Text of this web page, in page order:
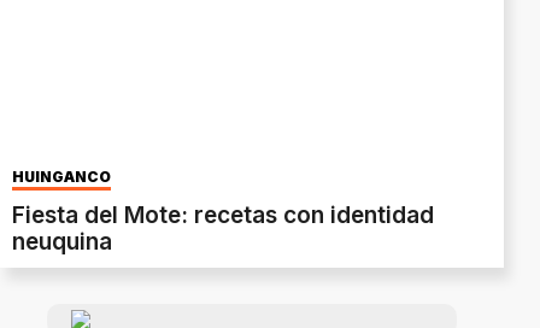
HUINGANCO
Fiesta del Mote: recetas con identidad
neuquina